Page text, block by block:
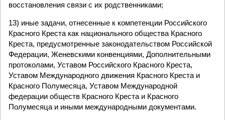
восстановления связи с их родственниками;
13) иные задачи, отнесенные к компетенции Российского
Красного Креста как национального общества Красного
Креста, предусмотренные законодательством Российской
Федерации, Женевскими конвенциями, Дополнительными
протоколами, Уставом Российского Красного Креста,
Уставом Международного движения Красного Креста и
Красного Полумесяца, Уставом Международной
федерации обществ Красного Креста и Красного
Полумесяца и иными международными документами.